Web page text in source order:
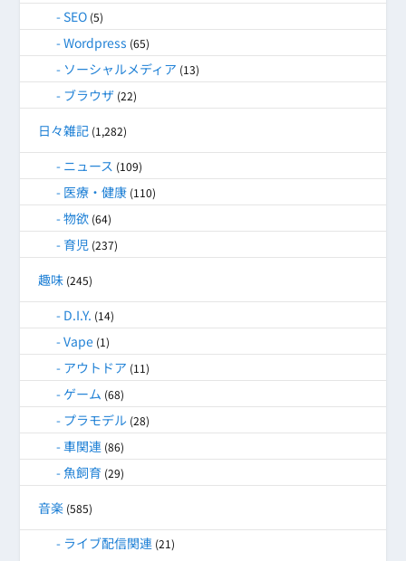
SEO (5)
Wordpress (65)
ソーシャルメディア (13)
ブラウザ (22)
日々雑記 (1,282)
ニュース (109)
医療・健康 (110)
物欲 (64)
育児 (237)
趣味 (245)
D.I.Y. (14)
Vape (1)
アウトドア (11)
ゲーム (68)
プラモデル (28)
車関連 (86)
魚飼育 (29)
音楽 (585)
ライブ配信関連 (21)